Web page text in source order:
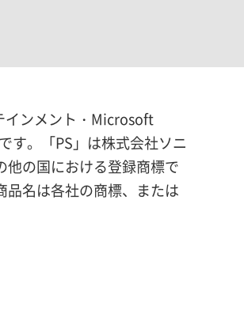
インメント・Microsoft
。「PS」は株式会社ソニ
の国における登録商標で
名は各社の商標、または